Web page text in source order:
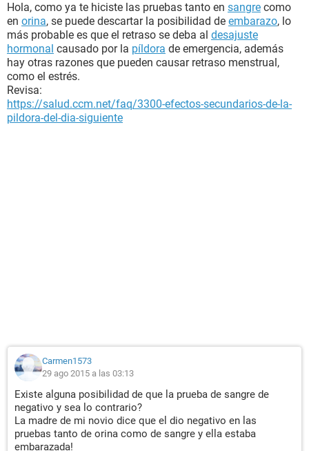
Hola, como ya te hiciste las pruebas tanto en sangre como
en orina, se puede descartar la posibilidad de embarazo, lo
más probable es que el retraso se deba al desajuste
hormonal causado por la píldora de emergencia, además
hay otras razones que pueden causar retraso menstrual,
como el estrés.
Revisa:
https://salud.ccm.net/faq/3300-efectos-secundarios-de-la-
pildora-del-dia-siguiente
Carmen1573
29 ago 2015 a las 03:13
Existe alguna posibilidad de que la prueba de sangre de
negativo y sea lo contrario?
La madre de mi novio dice que el dio negativo en las
pruebas tanto de orina como de sangre y ella estaba
embarazada!